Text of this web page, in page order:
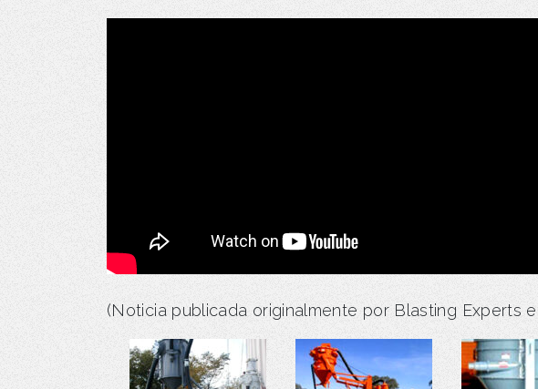
(Noticia publicada originalmente por Blasting Experts